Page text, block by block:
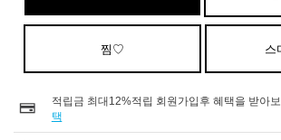
찜♡ 스
적립금 최대12%적립 회원가입후 혜택을 받아
택